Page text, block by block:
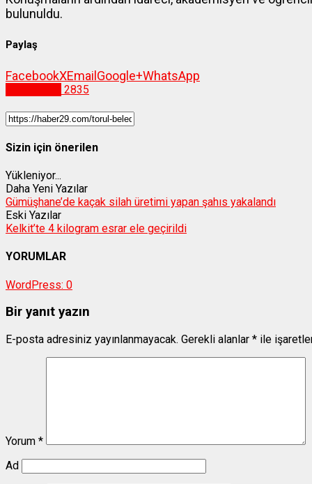
bulunuldu.
Paylaş
FacebookXEmail Google+WhatsApp
2835
Sizin için önerilen
Yükleniyor...
Daha Yeni Yazılar
Gümüşhane’de kaçak silah üretimi yapan şahıs yakalandı
Eski Yazılar
Kelkit’te 4 kilogram esrar ele geçirildi
YORUMLAR
WordPress: 0
Bir yanıt yazın
E-posta adresiniz yayınlanmayacak. Gerekli alanlar * ile
Yorum *
Ad